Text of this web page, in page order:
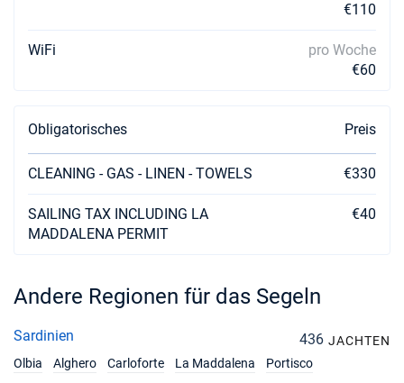
€110
WiFi
pro Woche
€60
Obligatorisches Preis
CLEANING - GAS - LINEN - TOWELS €330
SAILING TAX INCLUDING LA
MADDALENA PERMIT
€40
Andere Regionen für das Segeln
Sardinien 436 JACHTEN
Olbia
Alghero Carloforte La Maddalena
Portisco